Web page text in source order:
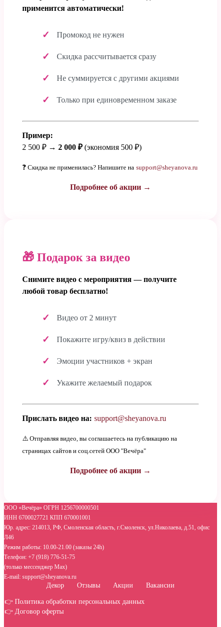
применится автоматически!
Промокод не нужен
Скидка рассчитывается сразу
Не суммируется с другими акциями
Только при единовременном заказе
Пример:
2 500 ₽ → 2 000 ₽(экономия 500 ₽)
❓ Скидка не применилась? Напишите на support@sheyanova.ru
Подробнее об акции →
🎁 Подарок за видео
Снимите видео с мероприятия — получите
любой товар бесплатно!
Видео от 2 минут
Покажите игру/квиз в действии
Эмоции участников + экран
Укажите желаемый подарок
Прислать видео на: support@sheyanova.ru
⚠️ Отправляя видео, вы соглашаетесь на публикацию на
страницах сайтов и соц.сетей ООО "Вечёра"
Подробнее об акции →
ООО «Вечёра» ОГРН 1256700000501
ИНН 6700027721 КПП 670001001
Юр. адрес: 214013, РФ, Смоленская область, г.Смоленск, ул.Николаева, д.51, офис
Л46
Режим работы: 10.00-21.00 (заказы 24h)
Телефон: +7 (918) 776-51-75
(только мессенджер Max)
E-mail: support@sheyanova.ru
Декор Отзывы Акции Вакансии
👉 Политика обработки персональных данных
👉 Договор оферты